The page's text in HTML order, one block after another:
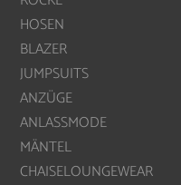
HOSEN
BLAZER
JUMPSUITS
ANZÜGE
ANLASSMODE
MÄNTEL
CHAISELOUNGEWEAR